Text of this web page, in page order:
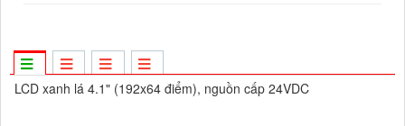
LCD xanh lá 4.1" (192x64 điểm), nguồn cấp 24VDC